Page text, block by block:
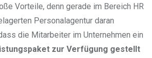
Vorteile, denn gerade im Bereich HR
Personalagentur daran
die Mitarbeiter im Unternehmen ein
zur Verfügung gestellt